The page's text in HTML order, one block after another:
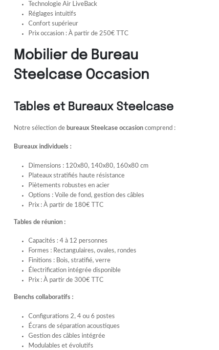
Technologie Air LiveBack
Réglages intuitifs
Confort supérieur
Prix occasion : À partir de 250€ TTC
Mobilier de Bureau
Steelcase Occasion
Tables et Bureaux Steelcase
Notre sélection de bureaux Steelcase occasion comprend :
Bureaux individuels :
Dimensions : 120x80, 140x80, 160x80 cm
Plateaux stratifiés haute résistance
Piètements robustes en acier
Options : Voile de fond, gestion des câbles
Prix : À partir de 180€ TTC
Tables de réunion :
Capacités : 4 à 12 personnes
Formes : Rectangulaires, ovales, rondes
Finitions : Bois, stratifié, verre
Électrification intégrée disponible
Prix : À partir de 300€ TTC
Benchs collaboratifs :
Configurations 2, 4 ou 6 postes
Écrans de séparation acoustiques
Gestion des câbles intégrée
Modulables et évolutifs